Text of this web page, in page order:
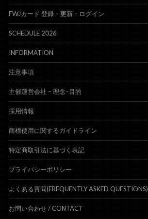
FWJカード 登録・更新・ログイン
SCHEDULE 2026
INFORMATION
注意事項
主催運営会社 – 理念･目的
採用情報
商標使用に関するガイドライン
特定商取引法に基づく表記
プライバシーポリシー
よくある質問(FREQUENTLY ASKED QUESTIONS)
お問い合わせ / CONTACT